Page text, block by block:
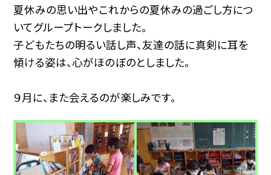
夏休みの思い出やこれからの夏休みの過ごし方につ
いてグループトークしました。
子どもたちの明るい話し声、友達の話に真剣に耳を
傾ける姿は、心がほのぼのとしました。
９月に、また会えるのが楽しみです。